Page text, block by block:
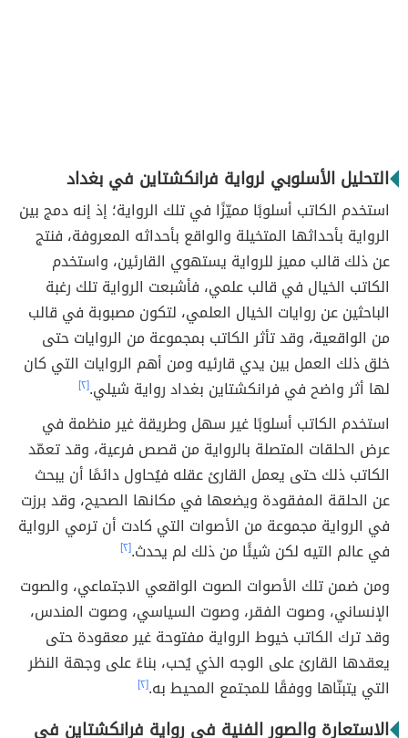
التحليل الأسلوبي لرواية فرانكشتاين في بغداد
استخدم الكاتب أسلوبًا مميّزًا في تلك الرواية؛ إذ إنه دمج بين
الرواية بأحداثها المتخيلة والواقع بأحداثه المعروفة، فنتج
عن ذلك قالب مميز للرواية يستهوي القارئين، واستخدم
الكاتب الخيال في قالب علمي، فأشبعت الرواية تلك رغبة
الباحثين عن روايات الخيال العلمي، لتكون مصبوبة في قالب
من الواقعية، وقد تأثر الكاتب بمجموعة من الروايات حتى
خلق ذلك العمل بين يدي قارئيه ومن أهم الروايات التي كان
لها أثر واضح في فرانكشتاين بغداد رواية شيلي.[٢]
استخدم الكاتب أسلوبًا غير سهل وطريقة غير منظمة في
عرض الحلقات المتصلة بالرواية من قصص فرعية، وقد تعمّد
الكاتب ذلك حتى يعمل القارئ عقله فيُحاول دائمًا أن يبحث
عن الحلقة المفقودة ويضعها في مكانها الصحيح، وقد برزت
في الرواية مجموعة من الأصوات التي كادت أن ترمي الرواية
في عالم التيه لكن شيئًا من ذلك لم يحدث.[٢]
ومن ضمن تلك الأصوات الصوت الواقعي الاجتماعي، والصوت
الإنساني، وصوت الفقر، وصوت السياسي، وصوت المندس،
وقد ترك الكاتب خيوط الرواية مفتوحة غير معقودة حتى
يعقدها القارئ على الوجه الذي يُحب، بناءً على وجهة النظر
التي يتبنّاها ووفقًا للمجتمع المحيط به.[٢]
الاستعارة والصور الفنية في رواية فرانكشتاين في